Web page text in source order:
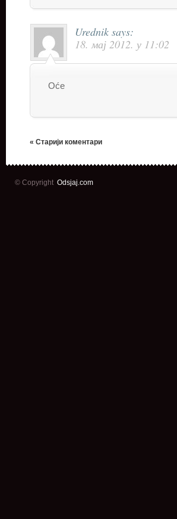
Urednik says:
18. мај 2012. у 11:02
Oće
« Старији коментари
© Copyright Odsjaj.com